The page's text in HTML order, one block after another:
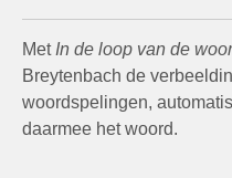
Met In de loop van de
Breytenbach de
woordspelingen,
daarmee het woord.